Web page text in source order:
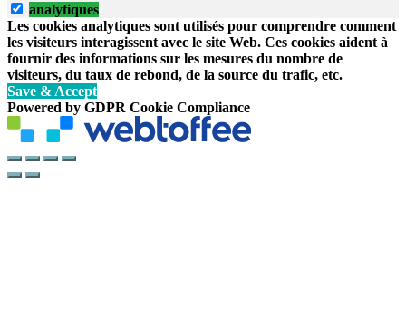
analytiques
Les cookies analytiques sont utilisés pour comprendre comment
les visiteurs interagissent avec le site Web. Ces cookies aident à
fournir des informations sur les mesures du nombre de
visiteurs, du taux de rebond, de la source du trafic, etc.
Save & Accept
Powered by GDPR Cookie Compliance